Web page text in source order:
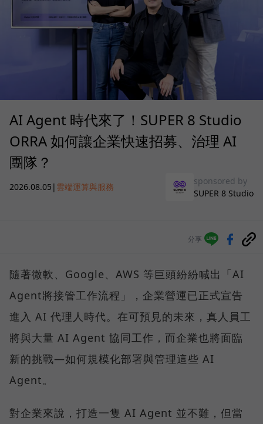
AI Agent 時代來了！SUPER 8 Studio
ORRA 如何讓企業快速招募、治理 AI
團隊？
2026.08.05 | 雲端運算與服務
sponsored by
SUPER 8 Studio
分享
隨著微軟、Google、AWS 等巨頭紛紛喊出「AI
Agent將接管工作流程」，企業營運已正式宣告
進入 AI 代理人時代。在可預見的未來，真人員工
將與大量 AI Agent 協同工作，而企業也將面臨
新的挑戰—如何規模化部署與管理這些 AI
Agent。
對企業來說，打造一隻 AI Agent 並不難，但當